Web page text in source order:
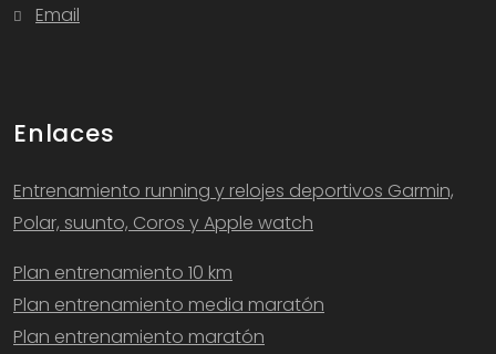
Email
Enlaces
Entrenamiento running y relojes deportivos Garmin,
Polar, suunto, Coros y Apple watch
Plan entrenamiento 10 km
Plan entrenamiento media maratón
Plan entrenamiento maratón